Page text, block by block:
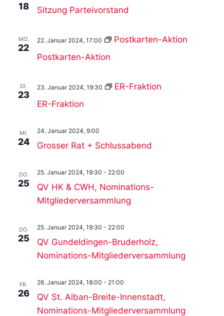
18 Sitzung Parteivorstand
MO.
22
Postkarten-Aktion
22. Januar 2024, 17:00 Postkarten-Aktion
DI.
23
ER-Fraktion
23. Januar 2024, 19:30 ER-Fraktion
MI.
24 Grosser Rat + Schlussabend
24. Januar 2024, 9:00
DO.
25
QV HK & CWH, Nominations-
Mitgliederversammlung
25. Januar 2024, 19:30 - 22:00
DO.
25
QV Gundeldingen-Bruderholz,
Nominations-Mitgliederversammlung
25. Januar 2024, 19:30 - 22:00
FR.
26
QV St. Alban-Breite-Innenstadt,
Nominations-Mitgliederversammlung
26. Januar 2024, 18:00 - 21:00